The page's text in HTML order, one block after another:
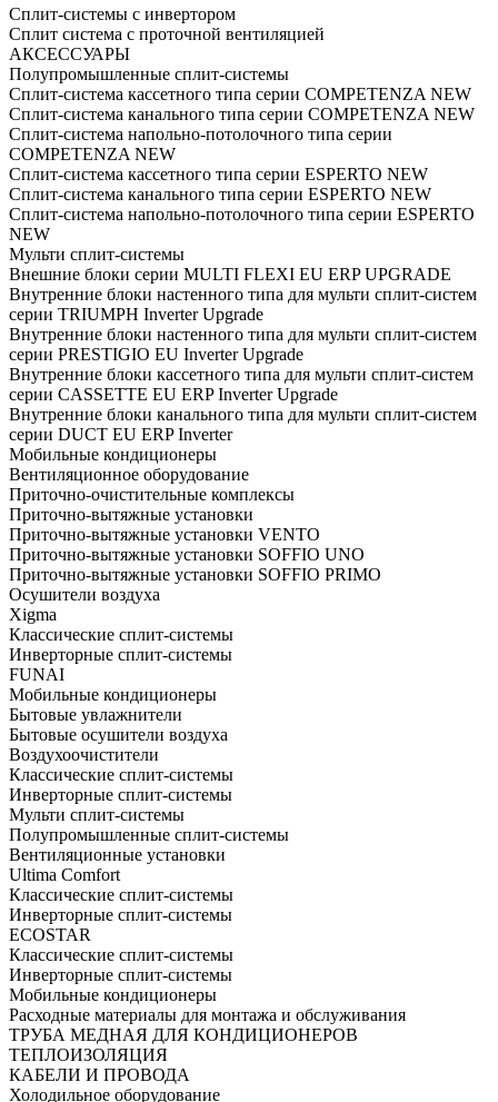
Сплит-системы с инвертором
Сплит система с проточной вентиляцией
АКСЕССУАРЫ
Полупромышленные сплит-системы
Cплит-система кассетного типа серии COMPETENZA NEW
Cплит-система канального типа серии COMPETENZA NEW
Cплит-система напольно-потолочного типа серии
COMPETENZA NEW
Cплит-система кассетного типа серии ESPERTO NEW
Cплит-система канального типа серии ESPERTO NEW
Cплит-система напольно-потолочного типа серии ESPERTO
NEW
Мульти сплит-системы
Внешние блоки серии MULTI FLEXI EU ERP UPGRADE
Внутренние блоки настенного типа для мульти сплит-систем
серии TRIUMPH Inverter Upgrade
Внутренние блоки настенного типа для мульти сплит-систем
серии PRESTIGIO EU Inverter Upgrade
Внутренние блоки кассетного типа для мульти сплит-систем
серии CASSETTE EU ERP Inverter Upgrade
Внутренние блоки канального типа для мульти сплит-систем
серии DUCT EU ERP Inverter
Мобильные кондиционеры
Вентиляционное оборудование
Приточно-очистительные комплексы
Приточно-вытяжные установки
Приточно-вытяжные установки VENTO
Приточно-вытяжные установки SOFFIO UNO
Приточно-вытяжные установки SOFFIO PRIMO
Осушители воздуха
Xigma
Классические сплит-системы
Инверторные сплит-системы
FUNAI
Мобильные кондиционеры
Бытовые увлажнители
Бытовые осушители воздуха
Воздухоочистители
Классические сплит-системы
Инверторные сплит-системы
Мульти сплит-системы
Полупромышленные сплит-системы
Вентиляционные установки
Ultima Comfort
Классические сплит-системы
Инверторные сплит-системы
ECOSTAR
Классические сплит-системы
Инверторные сплит-системы
Мобильные кондиционеры
Расходные материалы для монтажа и обслуживания
ТРУБА МЕДНАЯ ДЛЯ КОНДИЦИОНЕРОВ
ТЕПЛОИЗОЛЯЦИЯ
КАБЕЛИ И ПРОВОДА
Холодильное оборудование